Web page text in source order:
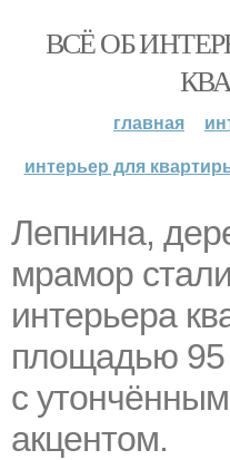
ВСЁ ОБ
главная
интерьер для
Лепнина,
мрамор
интерьера
площадью
с
акцентом.